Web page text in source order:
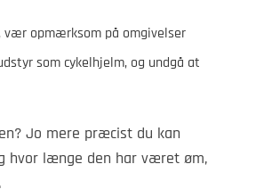
opmærksom på omgivelser
som cykelhjelm, og undgå at
Jo mere præcist du kan
hvor længe den har været øm,